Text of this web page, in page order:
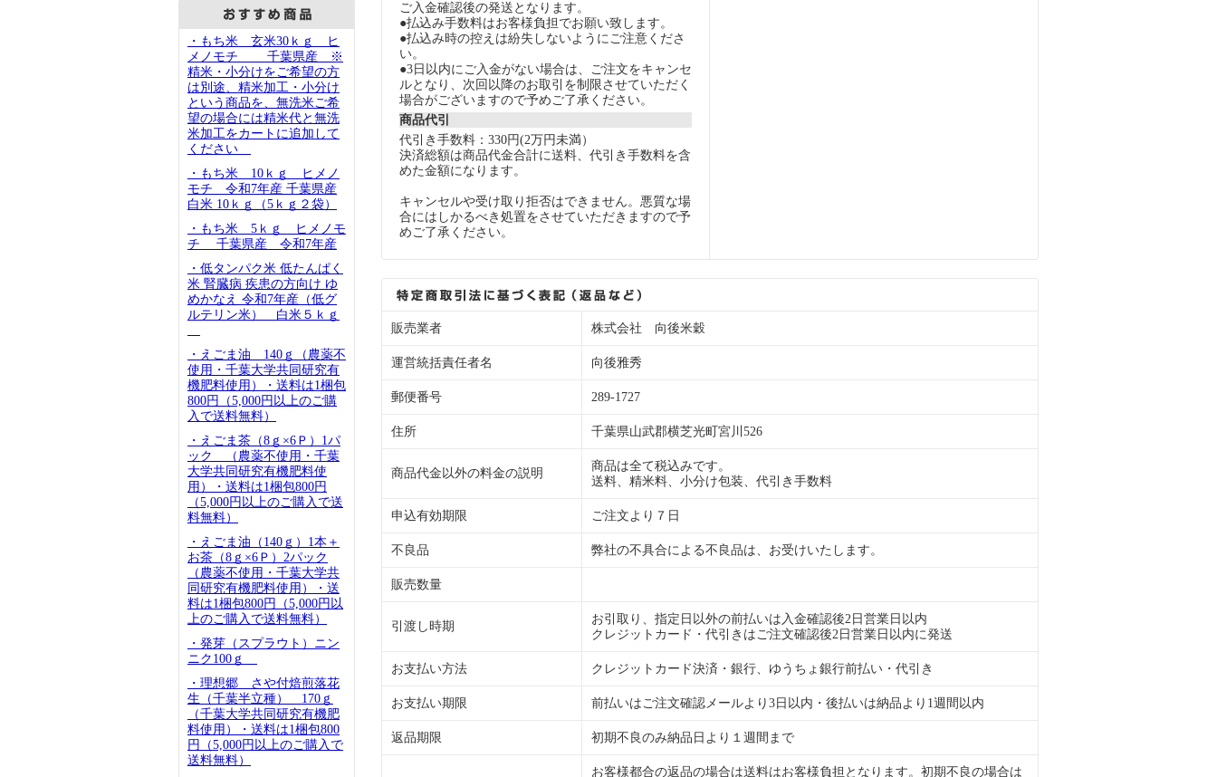
・もち米 玄米30ｋｇ ヒ
メノモチ 千葉県産 ※
精米・小分けをご希望の方
は別途、精米加工・小分け
という商品を、無洗米ご希
望の場合には精米代と無洗
米加工をカートに追加して
ください
・もち米 10ｋｇ ヒメノ
モチ 令和7年産 千葉県産
白米 10ｋｇ（5ｋｇ２袋）
・もち米 5ｋｇ ヒメノモ
チ 千葉県産 令和7年産
・低タンパク米 低たんぱく
米 腎臓病 疾患の方向け ゆ
めかなえ 令和7年産（低グ
ルテリン米） 白米５ｋｇ
・えごま油 140ｇ（農薬不
使用・千葉大学共同研究有
機肥料使用）・送料は1梱包
800円（5,000円以上のご購
入で送料無料）
・えごま茶（8ｇ×6Ｐ）1パ
ック （農薬不使用・千葉
大学共同研究有機肥料使
用）・送料は1梱包800円
（5,000円以上のご購入で送
料無料）
・えごま油（140ｇ）1本＋
お茶（8ｇ×6Ｐ）2パック
（農薬不使用・千葉大学共
同研究有機肥料使用）・送
料は1梱包800円（5,000円以
上のご購入で送料無料）
・発芽（スプラウト）ニン
ニク100ｇ
・理想郷 さや付焙煎落花
生（千葉半立種） 170ｇ
（千葉大学共同研究有機肥
料使用）・送料は1梱包800
円（5,000円以上のご購入で
送料無料）
ご入金確認後の発送となります。
●払込み手数料はお客様負担でお願い致します。
●払込み時の控えは紛失しないようにご注意くださ
い。
●3日以内にご入金がない場合は、ご注文をキャンセ
ルとなり、次回以降のお取引を制限させていただく
場合がございますので予めご了承ください。
商品代引
代引き手数料：330円(2万円未満）
決済総額は商品代金合計に送料、代引き手数料を含
めた金額になります。
キャンセルや受け取り拒否はできません。悪質な場
合にはしかるべき処置をさせていただきますので予
めご了承ください。
販売業者 株式会社 向後米穀
運営統括責任者名 向後雅秀
郵便番号 289-1727
住所 千葉県山武郡横芝光町宮川526
商品代金以外の料金の説明
商品は全て税込みです。
送料、精米料、小分け包装、代引き手数料
申込有効期限 ご注文より７日
不良品 弊社の不具合による不良品は、お受けいたします。
販売数量
引渡し時期
お引取り、指定日以外の前払いは入金確認後2日営業日以内
クレジットカード・代引きはご注文確認後2日営業日以内に発送
お支払い方法 クレジットカード決済・銀行、ゆうちょ銀行前払い・代引き
お支払い期限 前払いはご注文確認メールより3日以内・後払いは納品より1週間以内
返品期限 初期不良のみ納品日より１週間まで
お客様都合の返品の場合は送料はお客様負担となります。初期不良の場合は